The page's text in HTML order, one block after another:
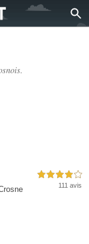
.
4,0 étoiles sur 5
111 avis